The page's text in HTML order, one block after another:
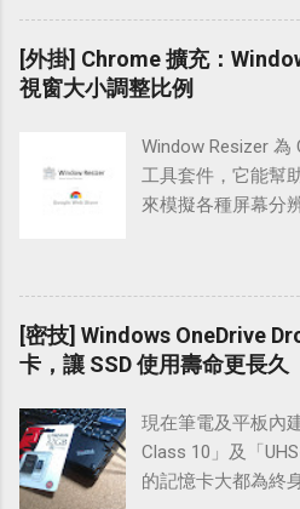
定】 若你是使用行
【齒輪】；接著再
擊 Phone 下方的【
中，輸入自己的電
不需加上「+886
統會傳送一封六
們將那六個數字填
【認證】 接著，系
認」，表示手機
件 接著我們登入
可以參考以下的設
頁版 ( 電腦版 ) 網
境 當訪客按下分享
一個新視窗。輸入
後，就能做文章分
文章時即不用再次
鈕樣式 (* 可以點擊
察訪客的使用情境
「圖片 JavaScript
使用「官方 LINE
方法｜用 LINE 傳送
https://
按鈕圖片檔下載：「
https://
登入 ，不妨參考本
在 OpenShift 、
PuTTYgen 和
到。由於服務端架
拿出來使用，趁著
從記憶裡撈資料，
閱。 在內文中，我
公鑰與私鑰，將公
PuTTY 設置 SSH
立公鑰與私鑰 登入
設置 SSH 連線到
PuTTYgen 產生
鑰 」，執行到「
裡變更金鑰註解 (
[外掛] Chrome 擴充：
視窗大小調整比例
Window Resizer
工具套件，它能幫
來模擬各種屏幕分
大小 ，使網站適
訪客有個良好的互
設備長寬比例百百
特定的寬度調適，
Resizer 也不用擔心
了預建了幾組常用
「自訂義大小」供
局。 另外，
「快速鍵」選項供
[密技] Windows OneDrive
卡，讓 SSD 使用壽命更長久
現在筆電及平板內
Class 10」及「
的記憶卡大都為終